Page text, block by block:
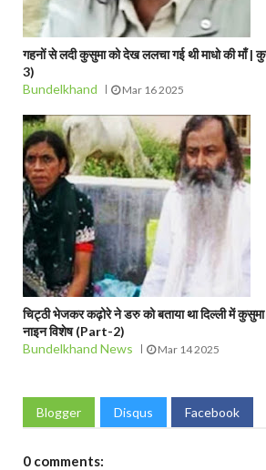
गहनों से लदी कुसुमा को देख ललचा गई थी माधो की माँ |
3)
Bundelkhand
Mar 16 2025
चिट्ठी भेजकर कढ़ोरे ने डरु को बताया था दिल्ली में
नाइन विशेष (Part-2)
Bundelkhand News
Mar 14 2025
Blogger Disqus Facebook
0 comments: